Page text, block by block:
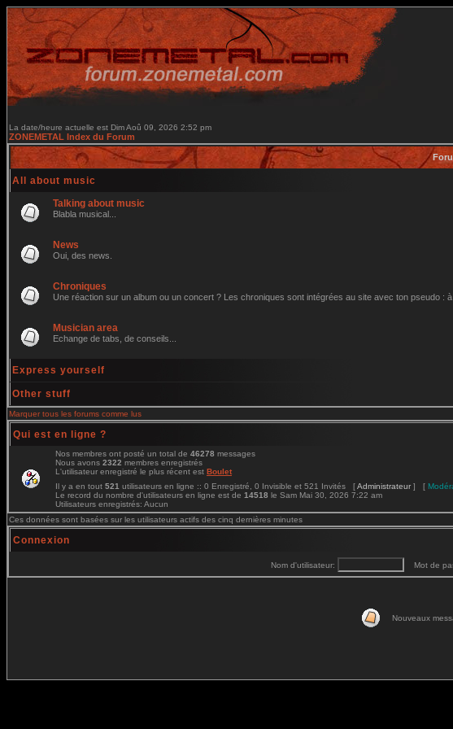
La date/heure actuelle est Dim Aoû 09, 2026 2:52 pm
ZONEMETAL Index du Forum
All about music
Talking about music
Blabla musical...
News
Oui, des news.
Chroniques
Une réaction sur un album ou un concert ? Les chroniques sont intégrées au site avec ton pseudo :
Musician area
Echange de tabs, de conseils...
Express yourself
Other stuff
Marquer tous les forums comme lus
Qui est en ligne ?
Nos membres ont posté un total de 46278 messages
Nous avons 2322 membres enregistrés
L'utilisateur enregistré le plus récent est Boulet
Il y a en tout 521 utilisateurs en ligne :: 0 Enregistré, 0 Invisible et 521 Invités [Administrateur ] [
Le record du nombre d'utilisateurs en ligne est de 14518 le Sam Mai 30, 2026 7:22 am
Utilisateurs enregistrés: Aucun
Ces données sont basées sur les utilisateurs actifs des cinq dernières minutes
Connexion
Nom d'utilisateur: Mot de
Nouveaux